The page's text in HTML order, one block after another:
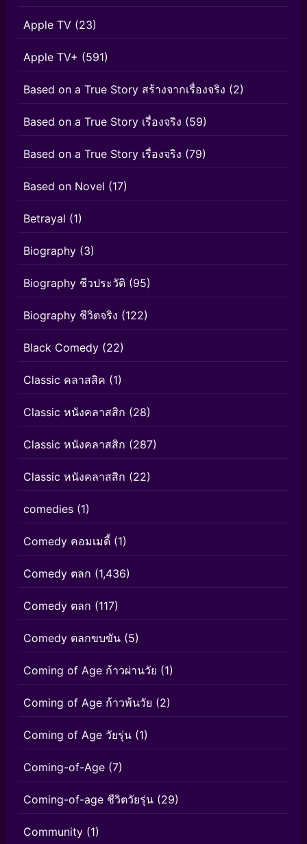
Apple TV (23)
Apple TV+ (591)
Based on a True Story สร้างจากเรื่องจริง (2)
Based on a True Story เรื่องจริง (59)
Based on a True Story เรื่องจริง (79)
Based on Novel (17)
Betrayal (1)
Biography (3)
Biography ชีวประวัติ (95)
Biography ชีวิตจริง (122)
Black Comedy (22)
Classic คลาสสิค (1)
Classic หนังคลาสสิก (28)
Classic หนังคลาสสิก (287)
Classic หนังคลาสสิก (22)
comedies (1)
Comedy คอมเมดี้ (1)
Comedy ตลก (1,436)
Comedy ตลก (117)
Comedy ตลกขบขัน (5)
Coming of Age ก้าวผ่านวัย (1)
Coming of Age ก้าวพ้นวัย (2)
Coming of Age วัยรุ่น (1)
Coming-of-Age (7)
Coming-of-age ชีวิตวัยรุ่น (29)
Community (1)